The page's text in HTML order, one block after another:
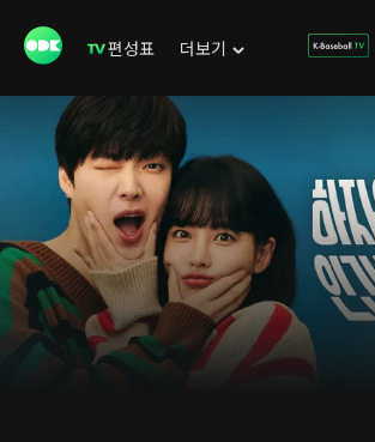
편성표 더보기